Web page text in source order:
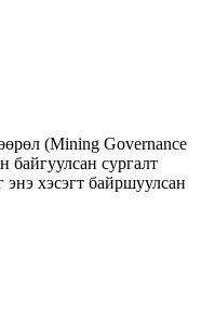
(Mining Governance
байгуулсан сургалт
хэсэгт байршуулсан